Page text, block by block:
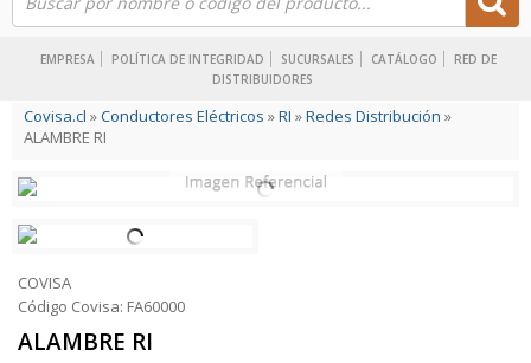
EMPRESA POLÍTICA DE INTEGRIDAD SUCURSALES CATÁLOGO
RED DE
DISTRIBUIDORES
Covisa.cl »Conductores Eléctricos »RI »Redes Distribución »
ALAMBRE RI
COVISA
Código Covisa: FA60000
ALAMBRE RI